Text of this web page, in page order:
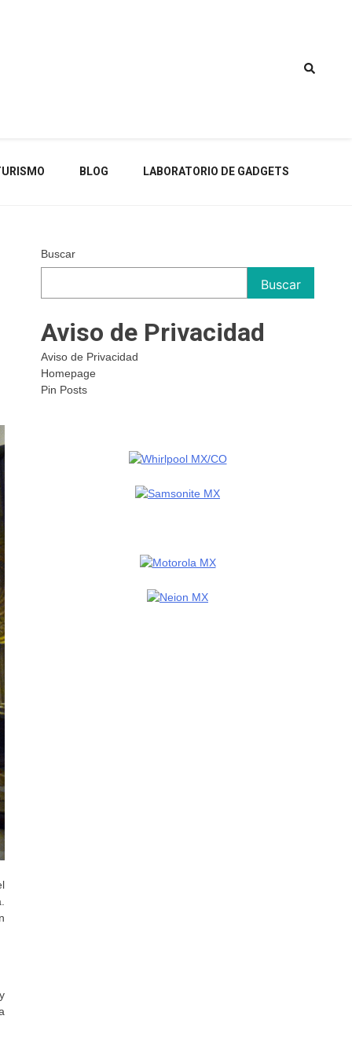
BLOG LABORATORIO DE GADGETS
Buscar
Buscar
Aviso de Privacidad
Aviso de Privacidad
Homepage
Pin Posts